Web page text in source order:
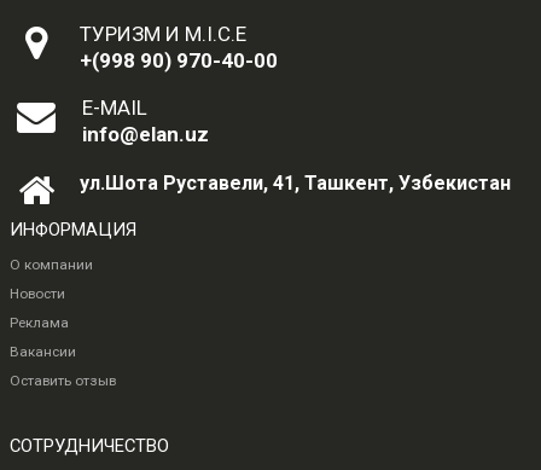
ТУРИЗМ И M.I.C.E
+(998 90) 970-40-00
E-MAIL
info@elan.uz
ул.Шота Руставели, 41, Ташкент, Узбекистан
ИНФОРМАЦИЯ
О компании
Новости
Реклама
Вакансии
Оставить отзыв
СОТРУДНИЧЕСТВО